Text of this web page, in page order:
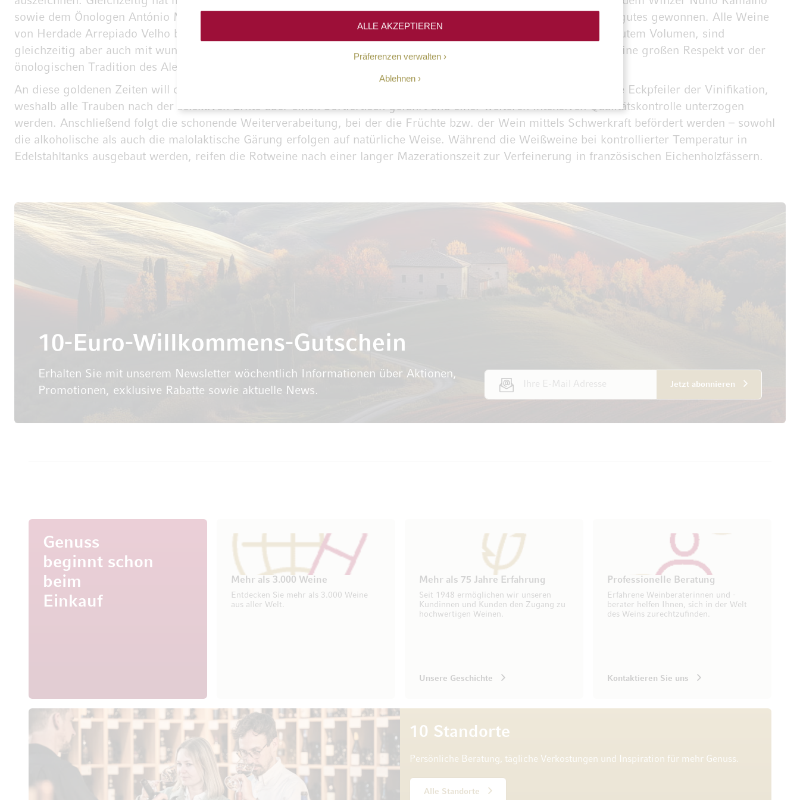
Präferenzen verwalten
Ablehnen
ALLE AKZEPTIEREN
sowie dem Önologen António Maçanita zwei äußerst dynamische und engagierte Fachleute für das Team des Weingutes gewonnen. Alle Weine
von Herdade Arrepiado Velho besitzen einen ausgesprochen verführerischen Charakter mit viel reifer Frucht und gutem Volumen, sind
gleichzeitig aber auch mit wunderbarer Frische ausgestattet – trotz ihrer modernen Vinifikation beweisen diese Weine großen Respekt vor der
önologischen Tradition des Alentejo, denn bereits im 16. Jahrhundert war die Region für ihren Wein sehr berühmt.
An diese goldenen Zeiten will das Team von Arrepiado heute wieder anknüpfen – Qualität und Natürlichkeit sind die Eckpfeiler der Vinifikation,
weshalb alle Trauben nach der selektiven Ernte über einen Sortiertisch geführt und einer weiteren intensiven Qualitätskontrolle unterzogen
werden. Anschließend folgt die schonende Weiterverabeitung, bei der die Früchte bzw. der Wein mittels Schwerkraft befördert werden – sowohl
die alkoholische als auch die malolaktische Gärung erfolgen auf natürliche Weise. Während die Weißweine bei kontrollierter Temperatur in
Edelstahltanks ausgebaut werden, reifen die Rotweine nach einer langer Mazerationszeit zur Verfeinerung in französischen Eichenholzfässern.
10-Euro-Willkommens-Gutschein
Erhalten Sie mit unserem Newsletter wöchentlich Informationen über Aktionen,
Promotionen, exklusive Rabatte sowie aktuelle News.
E-Mail Adresse
Jetzt abonnieren
Genuss
beginnt schon
beim
Einkauf
Mehr als 3.000 Weine
Entdecken Sie mehr als 3.000 Weine
aus aller Welt.
Mehr als 75 Jahre Erfahrung
Seit 1948 ermöglichen wir unseren
Kundinnen und Kunden den Zugang zu
hochwertigen Weinen.
Unsere Geschichte
Professionelle Beratung
Erfahrene Weinberaterinnen und -
berater helfen Ihnen, sich in der Welt
des Weins zurechtzufinden.
Kontaktieren Sie uns
10 Standorte
Persönliche Beratung, tägliche Verkostungen und Inspiration für mehr Genuss.
Alle Standorte